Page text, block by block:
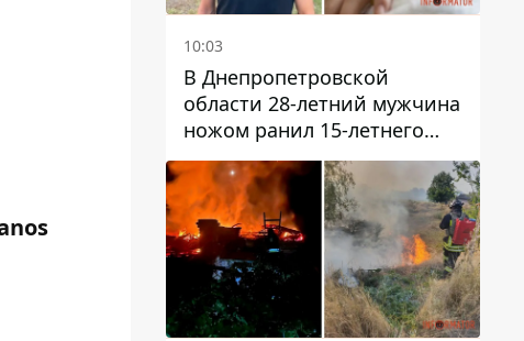
10:03
В Днепропетровской
области 28-летний мужчина
ножом ранил 15-летнего
парня